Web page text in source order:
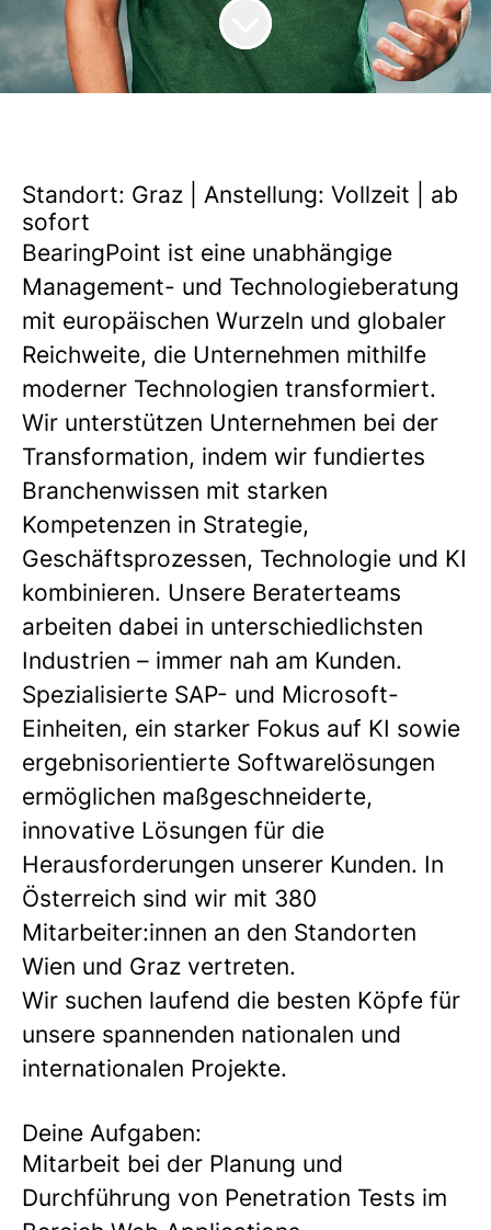
Standort: Graz | Anstellung: Vollzeit | ab
sofort
BearingPoint ist eine unabhängige
Management- und Technologieberatung
mit europäischen Wurzeln und globaler
Reichweite, die Unternehmen mithilfe
moderner Technologien transformiert.
Wir unterstützen Unternehmen bei der
Transformation, indem wir fundiertes
Branchenwissen mit starken
Kompetenzen in Strategie,
Geschäftsprozessen, Technologie und KI
kombinieren. Unsere Beraterteams
arbeiten dabei in unterschiedlichsten
Industrien – immer nah am Kunden.
Spezialisierte SAP- und Microsoft-
Einheiten, ein starker Fokus auf KI sowie
ergebnisorientierte Softwarelösungen
ermöglichen maßgeschneiderte,
innovative Lösungen für die
Herausforderungen unserer Kunden. In
Österreich sind wir mit 380
Mitarbeiter:innen an den Standorten
Wien und Graz vertreten.
Wir suchen laufend die besten Köpfe für
unsere spannenden nationalen und
internationalen Projekte.
Deine Aufgaben:
Mitarbeit bei der Planung und
Durchführung von Penetration Tests im